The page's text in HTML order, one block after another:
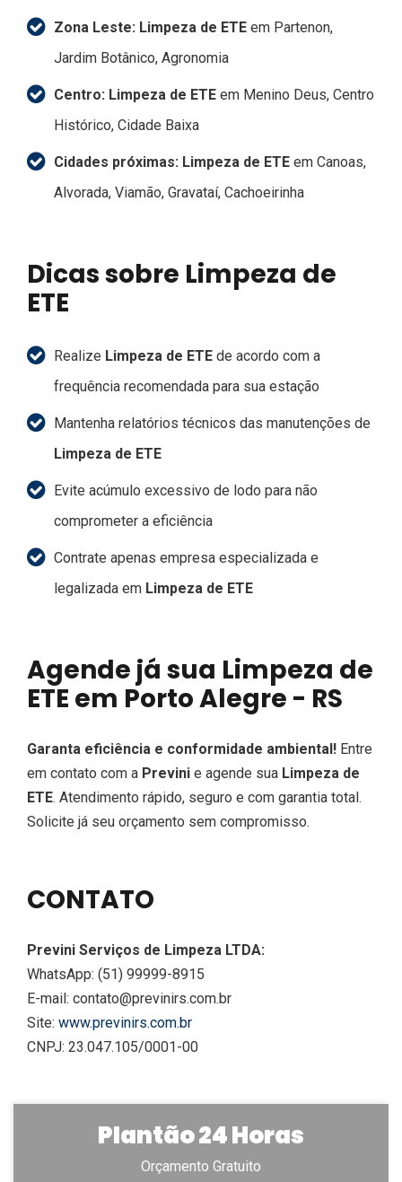
Zona Leste: Limpeza de ETE em Partenon,
Jardim Botânico, Agronomia
Centro: Limpeza de ETE em Menino Deus, Centro
Histórico, Cidade Baixa
Cidades próximas: Limpeza de ETE em Canoas,
Alvorada, Viamão, Gravataí, Cachoeirinha
Dicas sobre Limpeza de
ETE
Realize Limpeza de ETE de acordo com a
frequência recomendada para sua estação
Mantenha relatórios técnicos das manutenções de
Limpeza de ETE
Evite acúmulo excessivo de lodo para não
comprometer a eficiência
Contrate apenas empresa especializada e
legalizada em Limpeza de ETE
Agende já sua Limpeza de
ETE em Porto Alegre - RS
Garanta eficiência e conformidade ambiental! Entre
em contato com a Previni e agende sua Limpeza de
ETE. Atendimento rápido, seguro e com garantia total.
Solicite já seu orçamento sem compromisso.
CONTATO
Previni Serviços de Limpeza LTDA:
WhatsApp: (51) 99999-8915
E-mail: contato@previnirs.com.br
Site: www.previnirs.com.br
CNPJ: 23.047.105/0001-00
Plantão 24 Horas
Orçamento Gratuito